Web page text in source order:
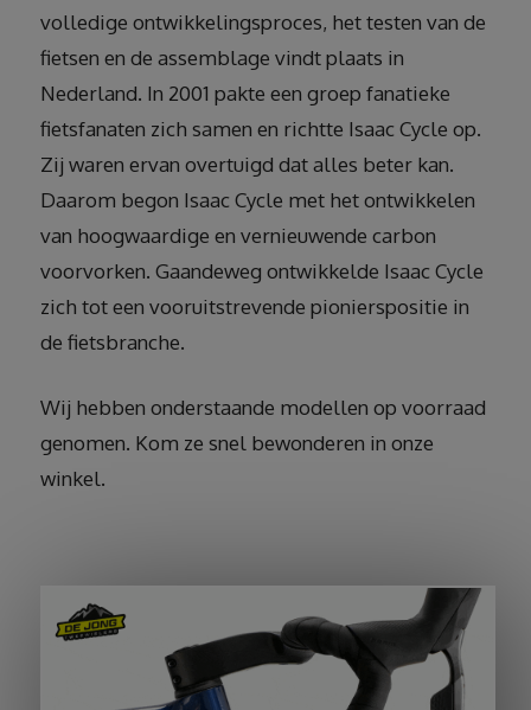
volledige ontwikkelingsproces, het testen van de
fietsen en de assemblage vindt plaats in
Nederland. In 2001 pakte een groep fanatieke
fietsfanaten zich samen en richtte Isaac Cycle op.
Zij waren ervan overtuigd dat alles beter kan.
Daarom begon Isaac Cycle met het ontwikkelen
van hoogwaardige en vernieuwende carbon
voorvorken. Gaandeweg ontwikkelde Isaac Cycle
zich tot een vooruitstrevende pionierspositie in
de fietsbranche.
Wij hebben onderstaande modellen op voorraad
genomen. Kom ze snel bewonderen in onze
winkel.